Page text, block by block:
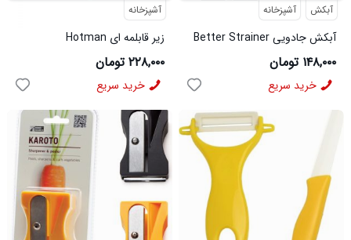
آشپزخانه
زیر قابلمه ای Hotman
۲۲۸,۰۰۰ تومان
خرید سریع
آبکش آشپزخانه
آبکش جادویی Better Strainer
۱۴۸,۰۰۰ تومان
خرید سریع